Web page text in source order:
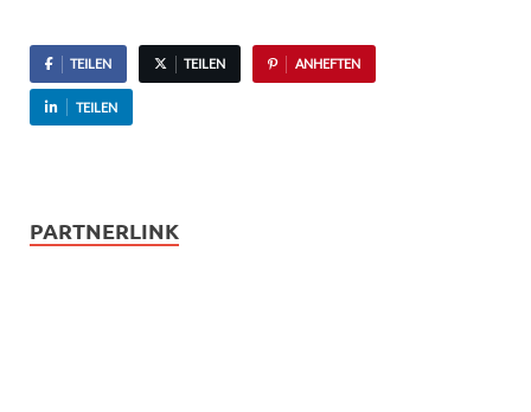
TEILEN TEILEN ANHEFTEN
TEILEN
PARTNERLINK